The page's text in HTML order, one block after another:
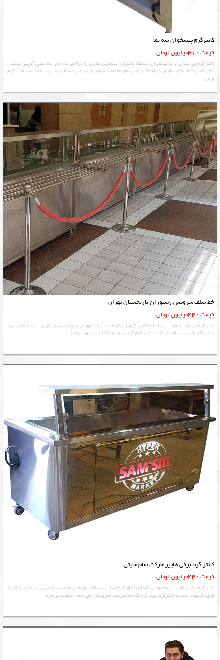
کانترگرم پيشخوان سه نما
قیمت : 31میلیون تومان
کانتر گرم پنج بنماری با نما پیشخوان دستگاه کانترگرم بیشترین کاربرد را درآشپزخانه های شما نقش آفرینی میکند ،
بطوریکه ازتعداد بالای سفارش در اشکال و کاربردهای مختلف و فروش آن براحتی میتوان به این نتیجه دست یافت. گرم
کردن
خط سلف سرویس رستوران نارنجستان تهران
قیمت : 43میلیون تومان
کانتر گرم و سالاد بار جهت سرو غذا که کانتر گرم برای گرم ماندن غذا خورش برنج کباب سوپ کاربرد دارد و کانتر سرد
برای سالاد ماست استفاده می گردد. کانتر گرم گازی برای سرو غذا در رستوران ها یا
کانتر گرم برقی هایپر مارکت سام سیتی
قیمت : 43میلیون تومان
کانتر گرم برقی سام سیتی مخصوص نگهداری غذای گرم که این دستگاه برای هایپر مارکت سام سیتی در آبادان طراحی و
تولید گردیده است که کانتر گرم جهت گرم نگه داشتن غذا های پخته و طبخ شده استفاده می شود